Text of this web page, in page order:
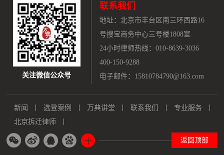
关注微信公众号
联系我们
地址： 北京市丰台区南三环西路16
号搜宝商务中心三号楼1808室
24小时律师热线：010-8639-3036
400-150-9288
电子邮件：15810784790@163.com
新闻 选登案例 万典讲堂 联系我们
专业服务
北京拆迁律师
返回顶部